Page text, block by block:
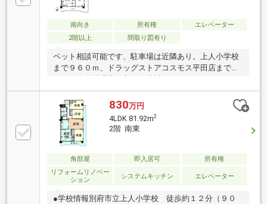
南向き 所有権
エレベーター
2階以上
間取り図有り
ペット相談可能です、駐車場は近隣あり。上人小学校
まで９６０ｍ、ドラッグストアコスモス平田店まで３
830万円
4LDK 81.92m2
2階 南東
角部屋 即入居可
所有権
リフォームリノベー
ション
システムキッチン エレベーター
●学校情報別府市立上人小学校 徒歩約１２分（９０